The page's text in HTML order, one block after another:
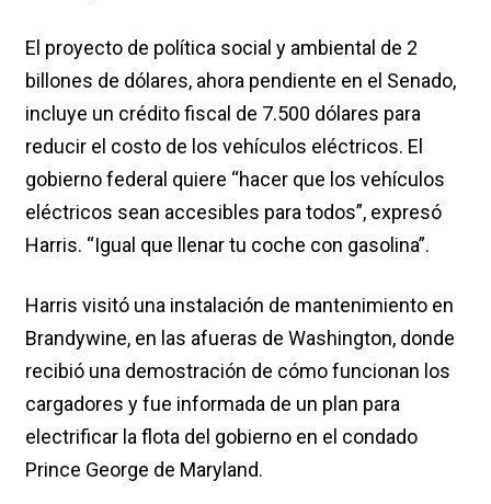
El proyecto de política social y ambiental de 2
billones de dólares, ahora pendiente en el Senado,
incluye un crédito fiscal de 7.500 dólares para
reducir el costo de los vehículos eléctricos. El
gobierno federal quiere “hacer que los vehículos
eléctricos sean accesibles para todos”, expresó
Harris. “Igual que llenar tu coche con gasolina”.
Harris visitó una instalación de mantenimiento en
Brandywine, en las afueras de Washington, donde
recibió una demostración de cómo funcionan los
cargadores y fue informada de un plan para
electrificar la flota del gobierno en el condado
Prince George de Maryland.